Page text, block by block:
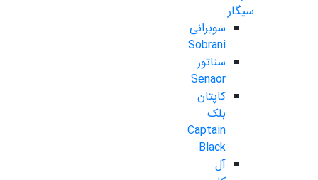
سیگار
سوبرانی
Sobrani
سناتور
Senaor
کاپتان
بلک
Captain
Black
آل